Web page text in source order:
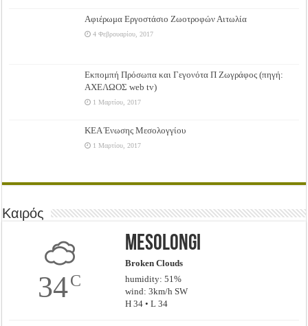
Αφιέρωμα Εργοστάσιο Ζωοτροφών Αιτωλία
4 Φεβρουαρίου, 2017
Εκπομπή Πρόσωπα και Γεγονότα Π Ζωγράφος (πηγή:
ΑΧΕΛΩΟΣ web tv)
1 Μαρτίου, 2017
ΚΕΑ Ένωσης Μεσολογγίου
1 Μαρτίου, 2017
Καιρός
34C
Mesolongi
Broken Clouds
humidity: 51%
wind: 3km/h SW
H 34 • L 34